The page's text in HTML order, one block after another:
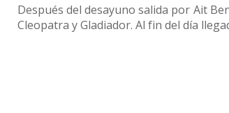
Después del desayuno salida por Ait
Cleopatra y Gladiador. Al fin del día